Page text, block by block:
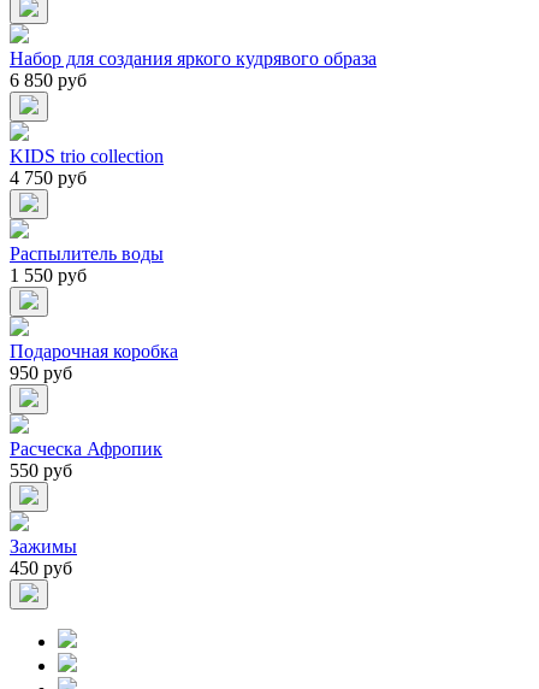
Набор для создания яркого кудрявого образа
6 850 руб
KIDS trio collection
4 750 руб
Распылитель воды
1 550 руб
Подарочная коробка
950 руб
Расческа Афропик
550 руб
Зажимы
450 руб